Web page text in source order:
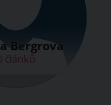
Bergrová
článků